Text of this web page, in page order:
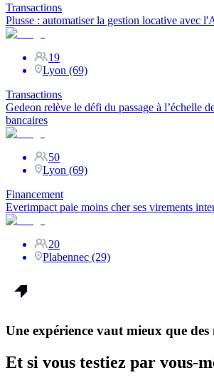
Transactions
Plusse : automatiser la gestion locative avec
19
Lyon (69)
Transactions
Gedeon relève le défi du passage à l’échelle
bancaires
50
Lyon (69)
Financement
Everimpact paie moins cher ses virements
20
Plabennec (29)
Une expérience vaut mieux que des
Et si vous testiez par vous-